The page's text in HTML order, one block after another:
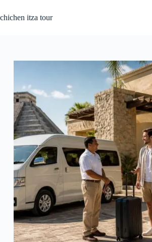
al
contenido
chichen itza tour